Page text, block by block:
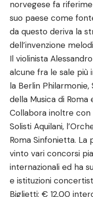
norvegese fa
suo paese come
da questo deriva la
dell’invenzione
Il violinista
alcune fra le sale
la Berlin
della Musica di Roma
Collabora inoltre
Solisti Aquilani,
Roma Sinfonietta. La
vinto vari concorsi
internazionali ed ha
e istituzioni
Biglietti: € 12,00